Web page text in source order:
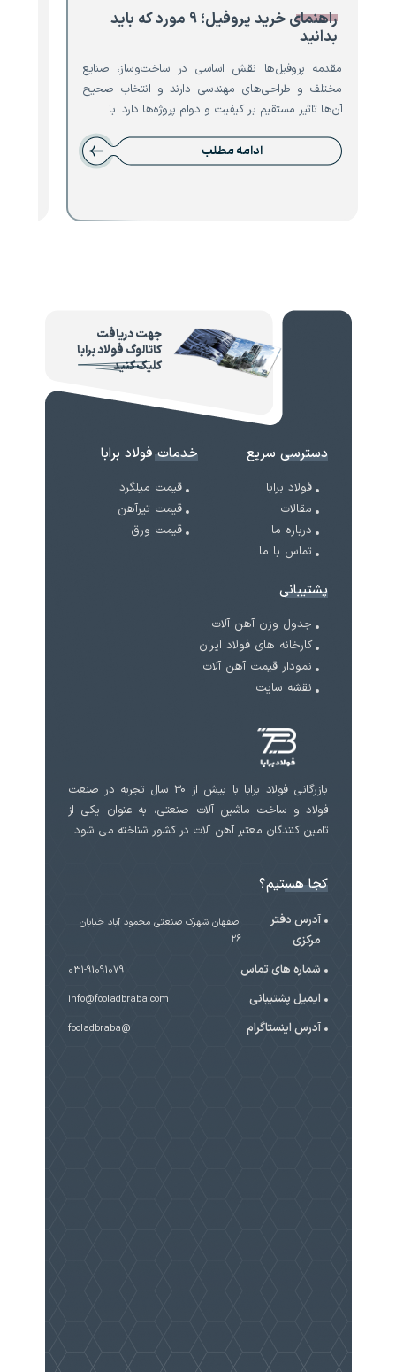
راهنمای خرید پروفیل؛ ۹ مورد که باید
بدانید
مقدمه پروفیل‌ها نقش اساسی در ساخت‌وساز، صنایع
مختلف و طراحی‌های مهندسی دارند و انتخاب صحیح
آن‌ها تاثیر مستقیم بر کیفیت و دوام پروژه‌ها دارد. با…
ادامه مطلب
جهت دریافت
کاتالوگ فولاد برابا
کلیک کنید
دسترسی سریع
فولاد برابا
مقالات
درباره ما
تماس با ما
خدمات فولاد برابا
قیمت میلگرد
قیمت تیرآهن
قیمت ورق
پشتیبانی
جدول وزن آهن آلات
کارخانه های فولاد ایران
نمودار قیمت آهن آلات
نقشه سایت
بازرگانی فولاد برابا با بیش از 30 سال تجربه در صنعت
فولاد و ساخت ماشین آلات صنعتی، به عنوان یکی از
تامین کنندگان معتبر آهن آلات در کشور شناخته می شود.
کجا هستیم؟
آدرس دفتر
مرکزی
اصفهان شهرک صنعتی محمود آباد خیابان
۲۶
شماره های تماس 031-91091079
ایمیل پشتیبانی info@fooladbraba.com
آدرس اینستاگرام @fooladbraba